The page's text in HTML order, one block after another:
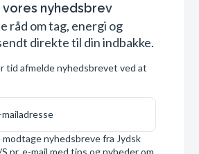
nyhedsbrev
råd om tag, energi og
direkte til din indbakke.
tid afmelde nyhedsbrevet ved at
modtage nyhedsbreve fra Jydsk